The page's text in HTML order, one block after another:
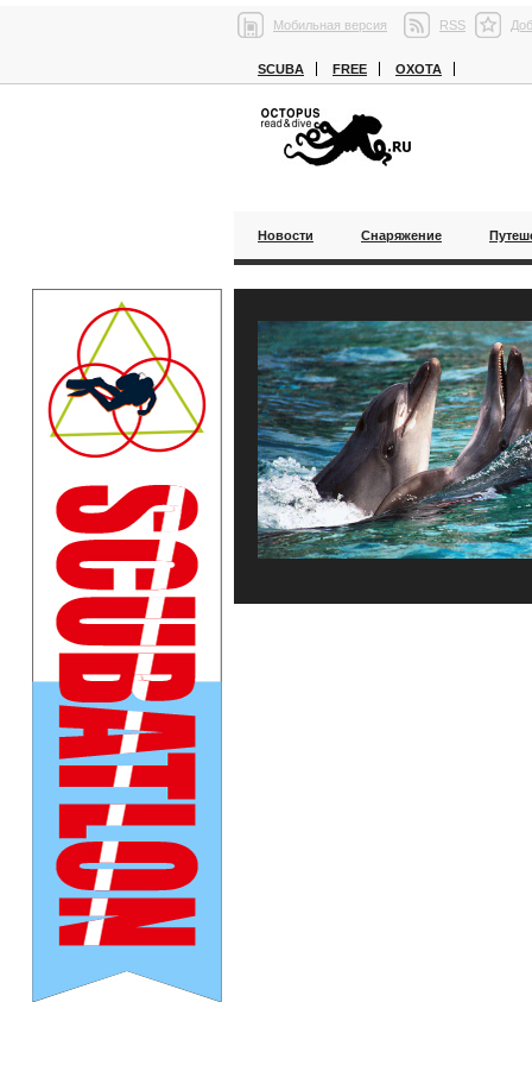
Мобильная версия RSS
SCUBA FREE ОХОТА
Новости Снаряжение